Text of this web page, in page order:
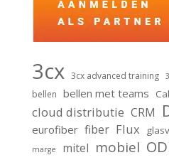
3cx 3cx advanced training
bellen bellen met teams
cloud distributie CRM
eurofiber fiber Flux
marge mitel mobiel